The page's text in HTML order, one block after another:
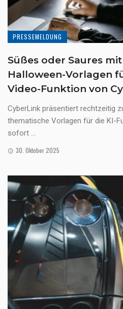
PRESSEMELDUNG
Süßes oder Saures
Halloween-Vorlagen
Video-Funktion von
CyberLink präsentiert rechtzeitig
thematische Vorlagen für die KI-
sofort ...
30. Oktober 2025